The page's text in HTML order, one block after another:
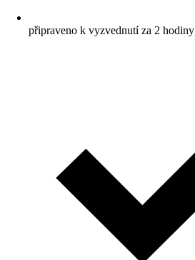
připraveno k vyzvednutí za 2 hodiny